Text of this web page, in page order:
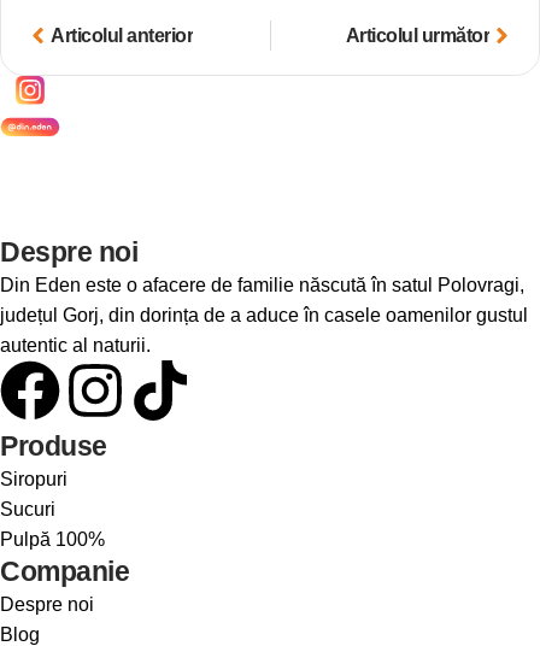
Articolul anterior Articolul următor
Despre noi
Din Eden este o afacere de familie născută în satul Polovragi,
județul Gorj, din dorința de a aduce în casele oamenilor gustul
autentic al naturii.
Produse
Siropuri
Sucuri
Pulpă 100%
Companie
Despre noi
Blog